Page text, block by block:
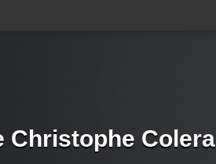
Christophe Colera